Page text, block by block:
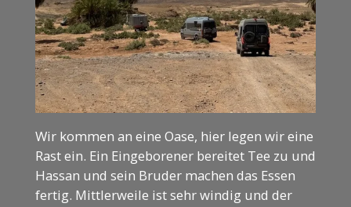
Wir kommen an eine Oase, hier legen wir eine
Rast ein. Ein Eingeborener bereitet Tee zu und
Hassan und sein Bruder machen das Essen
fertig. Mittlerweile ist sehr windig und der